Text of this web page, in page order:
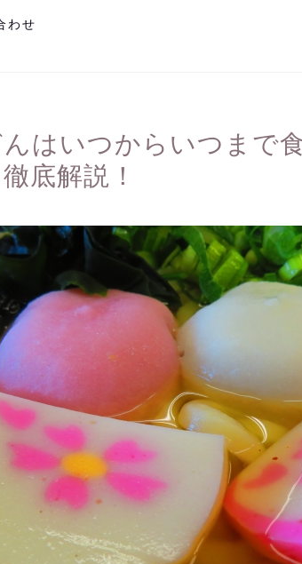
わせ
はいつからいつまで
底解説！